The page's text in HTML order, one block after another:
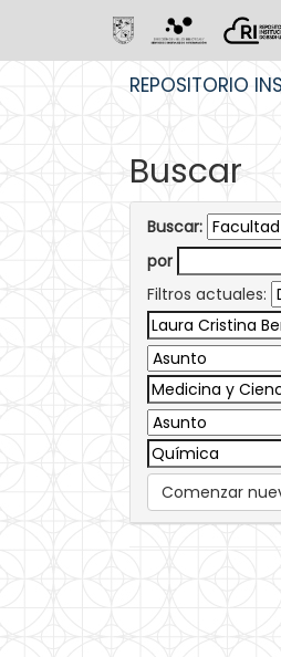
REPOSITORIO
Buscar
Buscar:
por
Filtros actuales:
Comenzar